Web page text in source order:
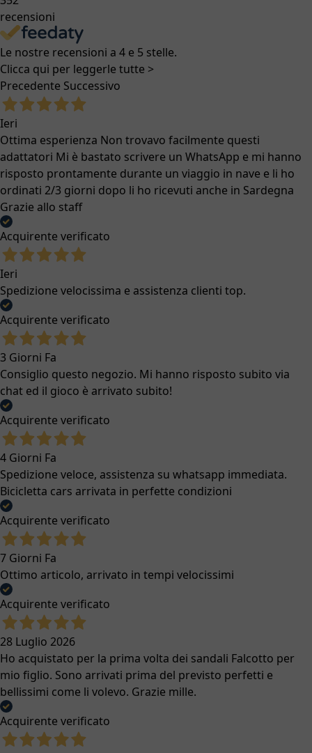
recensioni
Le nostre recensioni a 4 e 5 stelle.
Clicca qui per leggerle tutte >
Precedente Successivo
Ieri
Ottima esperienza Non trovavo facilmente questi
adattatori Mi è bastato scrivere un WhatsApp e mi hanno
risposto prontamente durante un viaggio in nave e li ho
ordinati 2/3 giorni dopo li ho ricevuti anche in Sardegna
Grazie allo staff
Acquirente verificato
Ieri
Spedizione velocissima e assistenza clienti top.
Acquirente verificato
3 Giorni Fa
Consiglio questo negozio. Mi hanno risposto subito via
chat ed il gioco è arrivato subito!
Acquirente verificato
4 Giorni Fa
Spedizione veloce, assistenza su whatsapp immediata.
Bicicletta cars arrivata in perfette condizioni
Acquirente verificato
7 Giorni Fa
Ottimo articolo, arrivato in tempi velocissimi
Acquirente verificato
28 Luglio 2026
Ho acquistato per la prima volta dei sandali Falcotto per
mio figlio. Sono arrivati prima del previsto perfetti e
bellissimi come li volevo. Grazie mille.
Acquirente verificato